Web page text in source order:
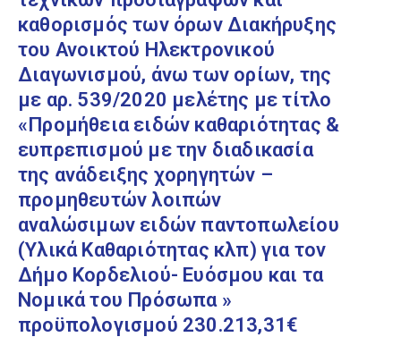
καθορισμός των όρων Διακήρυξης
του Ανοικτού Ηλεκτρονικού
Διαγωνισμού, άνω των ορίων, της
με αρ. 539/2020 μελέτης με τίτλο
«Προμήθεια ειδών καθαριότητας &
ευπρεπισμού με την διαδικασία
της ανάδειξης χορηγητών –
προμηθευτών λοιπών
αναλώσιμων ειδών παντοπωλείου
(Υλικά Καθαριότητας κλπ) για τον
Δήμο Κορδελιού- Ευόσμου και τα
Νομικά του Πρόσωπα »
προϋπολογισμού 230.213,31€